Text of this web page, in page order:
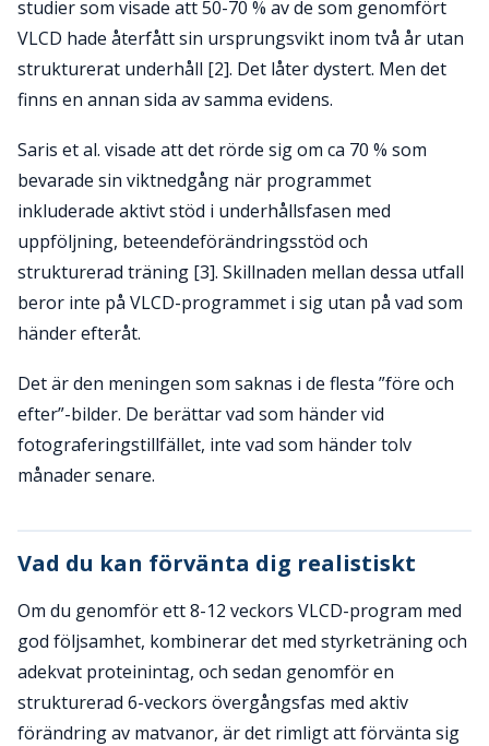
studier som visade att 50-70 % av de som genomfört
VLCD hade återfått sin ursprungsvikt inom två år utan
strukturerat underhåll [2]. Det låter dystert. Men det
finns en annan sida av samma evidens.
Saris et al. visade att det rörde sig om ca 70 % som
bevarade sin viktnedgång när programmet
inkluderade aktivt stöd i underhållsfasen med
uppföljning, beteendeförändringsstöd och
strukturerad träning [3]. Skillnaden mellan dessa utfall
beror inte på VLCD-programmet i sig utan på vad som
händer efteråt.
Det är den meningen som saknas i de flesta ”före och
efter”-bilder. De berättar vad som händer vid
fotograferingstillfället, inte vad som händer tolv
månader senare.
Vad du kan förvänta dig realistiskt
Om du genomför ett 8-12 veckors VLCD-program med
god följsamhet, kombinerar det med styrketräning och
adekvat proteinintag, och sedan genomför en
strukturerad 6-veckors övergångsfas med aktiv
förändring av matvanor, är det rimligt att förvänta sig